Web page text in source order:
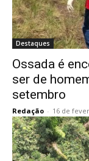
Destaques
Ossada é
ser de
setembro
Redação - 16 de